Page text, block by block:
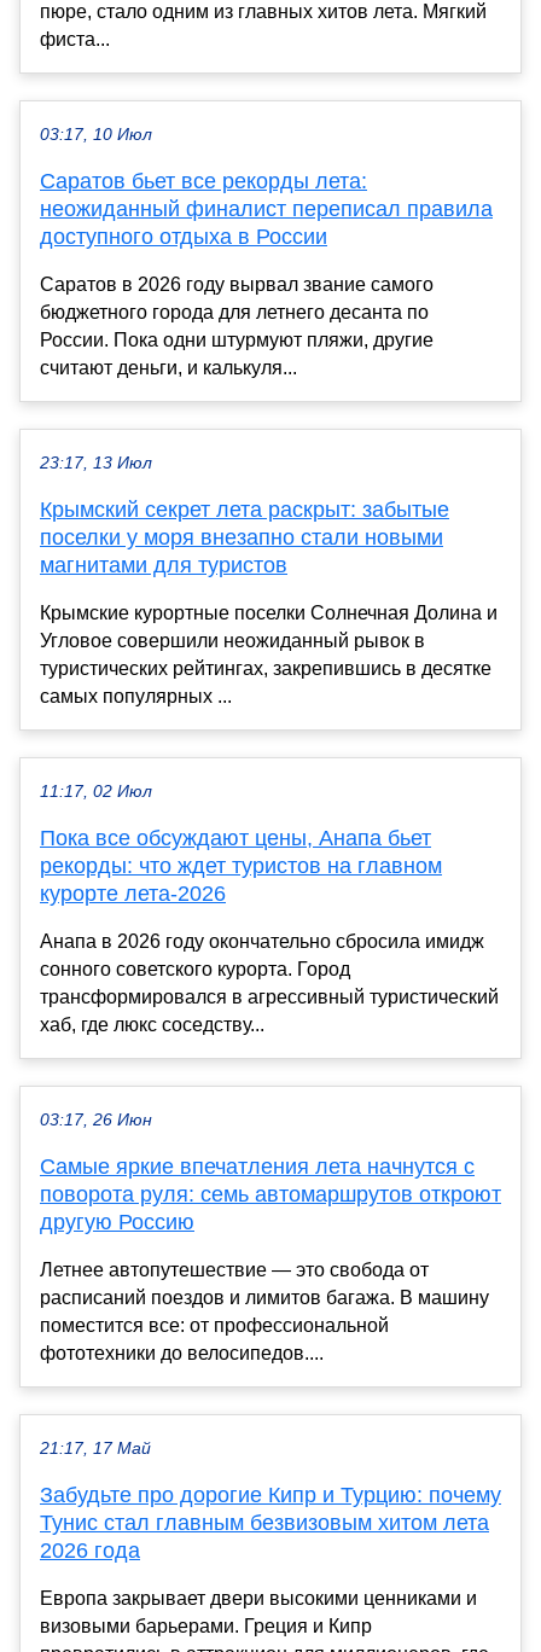
пюре, стало одним из главных хитов лета. Мягкий
фиста...
03:17, 10 Июл
Саратов бьет все рекорды лета:
неожиданный финалист переписал правила
доступного отдыха в России
Саратов в 2026 году вырвал звание самого
бюджетного города для летнего десанта по
России. Пока одни штурмуют пляжи, другие
считают деньги, и калькуля...
23:17, 13 Июл
Крымский секрет лета раскрыт: забытые
поселки у моря внезапно стали новыми
магнитами для туристов
Крымские курортные поселки Солнечная Долина и
Угловое совершили неожиданный рывок в
туристических рейтингах, закрепившись в десятке
самых популярных ...
11:17, 02 Июл
Пока все обсуждают цены, Анапа бьет
рекорды: что ждет туристов на главном
курорте лета-2026
Анапа в 2026 году окончательно сбросила имидж
сонного советского курорта. Город
трансформировался в агрессивный туристический
хаб, где люкс соседству...
03:17, 26 Июн
Самые яркие впечатления лета начнутся с
поворота руля: семь автомаршрутов откроют
другую Россию
Летнее автопутешествие — это свобода от
расписаний поездов и лимитов багажа. В машину
поместится все: от профессиональной
фототехники до велосипедов....
21:17, 17 Май
Забудьте про дорогие Кипр и Турцию: почему
Тунис стал главным безвизовым хитом лета
2026 года
Европа закрывает двери высокими ценниками и
визовыми барьерами. Греция и Кипр